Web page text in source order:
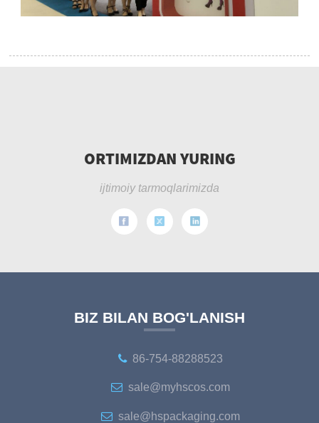
ORTIMIZDAN YURING
ijtimoiy tarmoqlarimizda
BIZ BILAN BOG'LANISH
86-754-88288523
sale@myhscos.com
sale@hspackaging.com